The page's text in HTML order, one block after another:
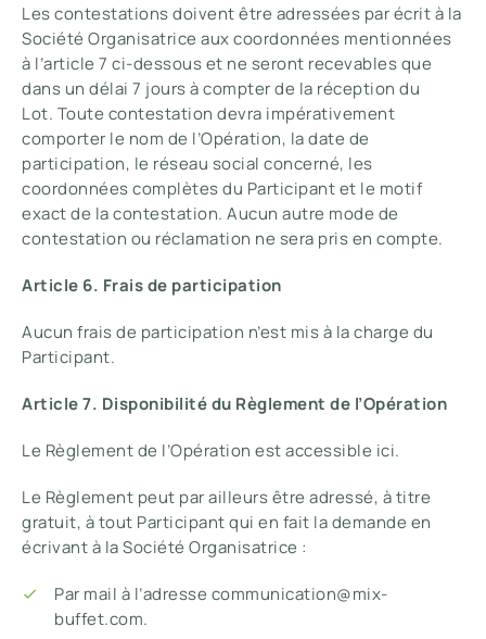
Les contestations doivent être adressées par écrit à la
Société Organisatrice aux coordonnées mentionnées
à l’article 7 ci-dessous et ne seront recevables que
dans un délai 7 jours à compter de la réception du
Lot. Toute contestation devra impérativement
comporter le nom de l’Opération, la date de
participation, le réseau social concerné, les
coordonnées complètes du Participant et le motif
exact de la contestation. Aucun autre mode de
contestation ou réclamation ne sera pris en compte.
Article 6. Frais de participation
Aucun frais de participation n’est mis à la charge du
Participant.
Article 7. Disponibilité du Règlement de l’Opération
Le Règlement de l’Opération est accessible ici.
Le Règlement peut par ailleurs être adressé, à titre
gratuit, à tout Participant qui en fait la demande en
écrivant à la Société Organisatrice :
Par mail à l’adresse communication@mix-
buffet.com.